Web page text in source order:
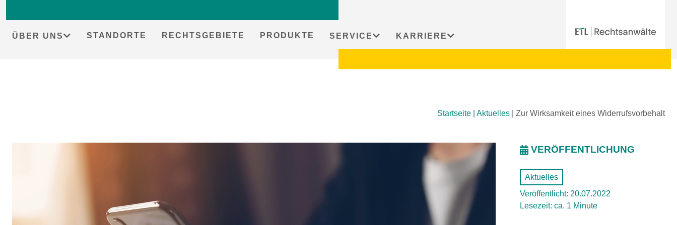
ÜBER UNS STANDORTE RECHTSGEBIETE PRODUKTE SERVICE KARRIERE
Startseite Aktuelles Zur Wirksamkeit eines Widerrufsvorbehalt
VERÖFFENTLICHUNG
Aktuelles
Veröffentlicht: 20.07.2022
Lesezeit: ca. 1 Minute